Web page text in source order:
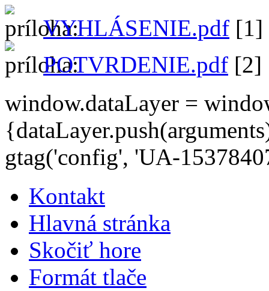
VYHLÁSENIE.pdf [1]
POTVRDENIE.pdf [2]
window.dataLayer =
gtag('config', 'UA-
Kontakt
Hlavná stránka
Skočiť hore
Formát tlače